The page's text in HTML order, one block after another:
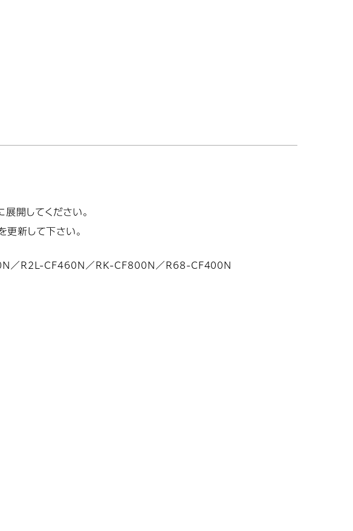
開してください。
更新して下さい。
／R2L-CF460N／RK-CF800N／R68-CF400N